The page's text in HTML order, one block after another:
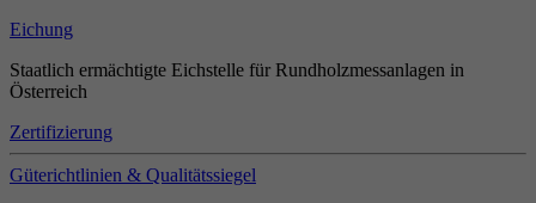
Eichung
Staatlich ermächtigte Eichstelle für Rundholzmessanlagen in
Österreich
Zertifizierung
Güterichtlinien & Qualitätssiegel